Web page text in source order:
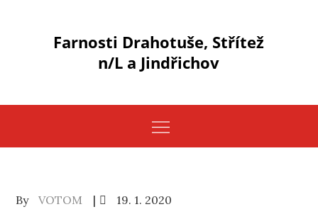
Farnosti Drahotuše, Střítež
n/L a Jindřichov
By VOTOM
Posted
19. 1. 2020